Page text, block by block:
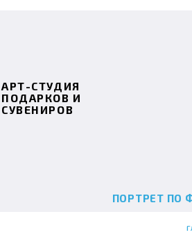
АРТ-СТУДИЯ
ПОДАРКОВ И
СУВЕНИРОВ
ПОРТРЕТ ПО